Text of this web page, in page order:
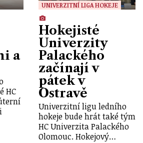
a
HC
UNIVERZITNÍ LIGA HOKEJE
Hokejisté
Univerzity
Palackého
začínají v
pátek v
Ostravě
Univerzitní ligu ledního
hokeje bude hrát také tým
HC Univerzita Palackého
Olomouc. Hokejový…